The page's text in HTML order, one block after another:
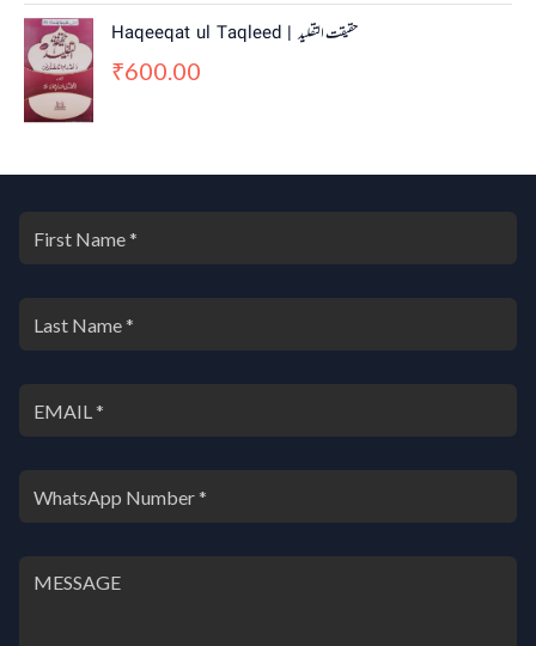
Haqeeqat ul Taqleed | حقیقت التقلید
₹600.00